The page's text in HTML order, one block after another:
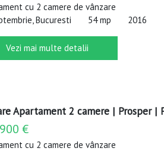
cu 2 camere de vânzare
Bucuresti
54 mp 2016
Vezi mai multe detalii
Apartament 2 camere | Prosper |
€
cu 2 camere de vânzare